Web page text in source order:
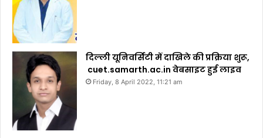
दिल्ली यूनिवर्सिटी में दाखिले की प्रक्रिया शुरू,
cuet.samarth.ac.in वेबसाइट हुई लाइव
Friday, 8 April 2022, 11:21 am